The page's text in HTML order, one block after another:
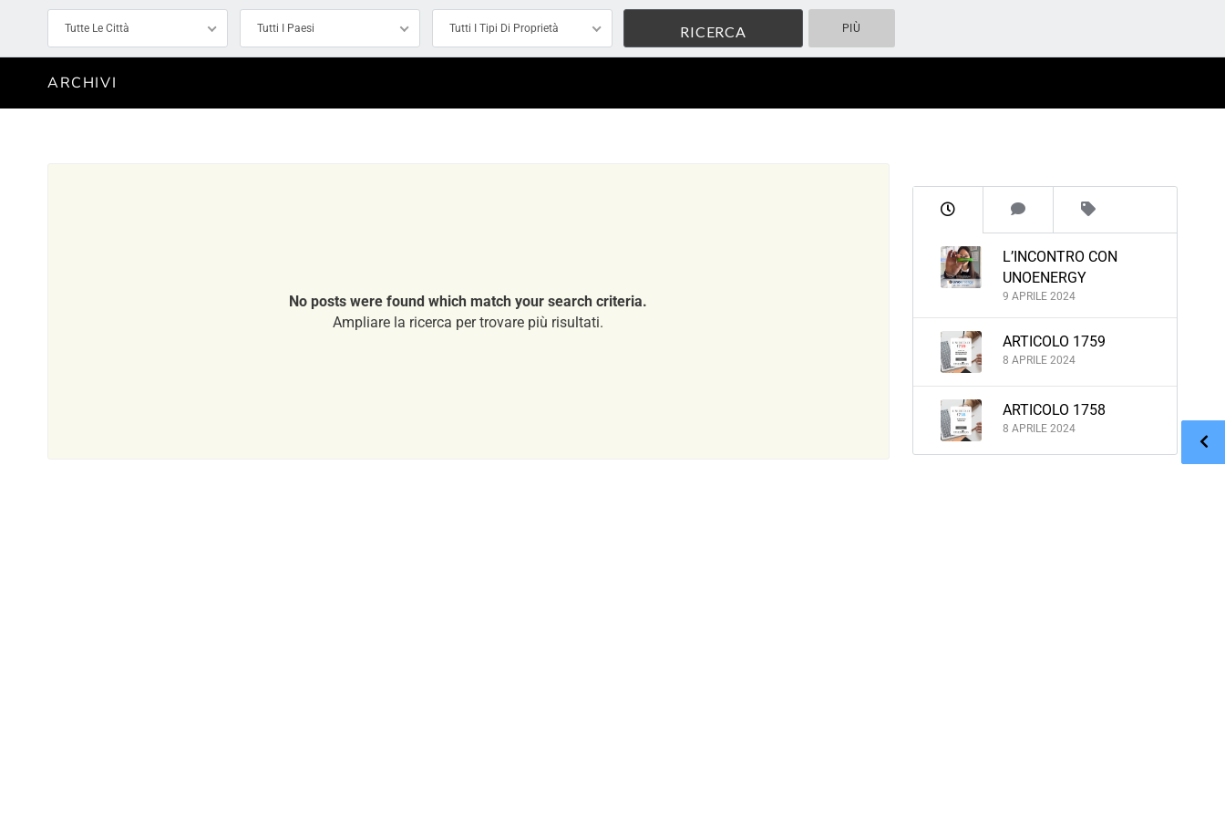
Tutte Le Città Tutti I Paesi Tutti I Tipi Di Proprietà PIÙ
ARCHIVI
No posts were found which match your search criteria.
Ampliare la ricerca per trovare più risultati.
L’INCONTRO CON
UNOENERGY
9 APRILE 2024
ARTICOLO 1759
8 APRILE 2024
ARTICOLO 1758
8 APRILE 2024